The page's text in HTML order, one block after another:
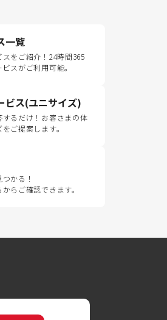
一覧
をご紹介！24時間365
スがご利用可能。
ビス(ユニサイズ)
るだけ！お客さまの体
ご提案します。
かる！
らご確認できます。